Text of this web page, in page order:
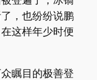
，也纷纷说鹏
这样年少时便
瞩目的极善登